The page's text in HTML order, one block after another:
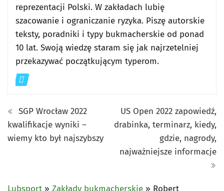
reprezentacji Polski. W zakładach lubię
szacowanie i ograniczanie ryzyka. Piszę autorskie
teksty, poradniki i typy bukmacherskie od ponad
10 lat. Swoją wiedzę staram się jak najrzetelniej
przekazywać początkującym typerom.
SGP Wrocław 2022
kwalifikacje wyniki –
wiemy kto był najszybszy
US Open 2022 zapowiedź,
drabinka, terminarz, kiedy,
gdzie, nagrody,
najważniejsze informacje
Lubsport » Zakłady bukmacherskie » Robert